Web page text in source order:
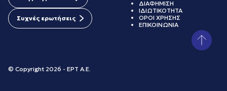
Συχνές ερωτήσεις
© Copyright 2026 - ΕΡΤ Α.Ε.
ΔΙΑΦΗΜΙΣΗ
ΙΔΙΩΤΙΚΟΤΗΤΑ
ΟΡΟΙ ΧΡΗΣΗΣ
ΕΠΙΚΟΙΝΩΝΙΑ